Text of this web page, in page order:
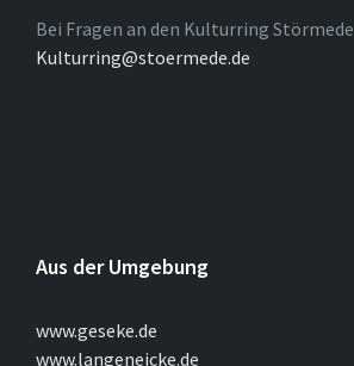
Bei Fragen an den Kulturring Störmede
Kulturring@stoermede.de
Aus der Umgebung
www.geseke.de
www.langeneicke.de